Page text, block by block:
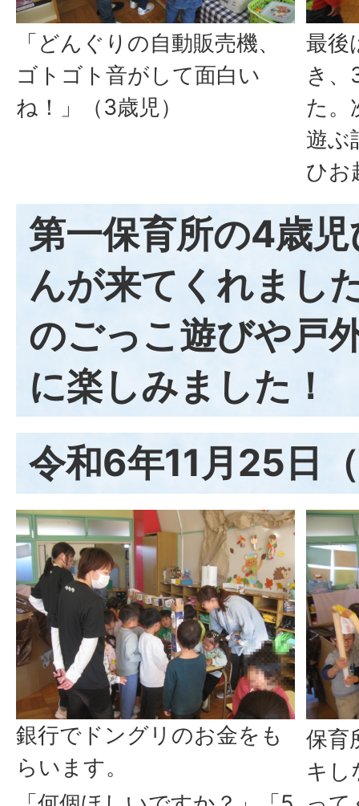
「どんぐりの自動販売機、
ゴトゴト音がして面白い
ね！」（3歳児）
最後
き、
た。
遊ぶ
ひお
第一保育所の4歳
んが来てくれまし
のごっこ遊びや戸
に楽しみました！
令和6年11月25日
銀行でドングリのお金をも
らいます。
保育
キし